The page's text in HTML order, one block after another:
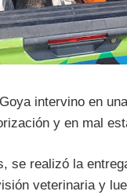
intervino en
y en mal
se realizó la
veterinaria y